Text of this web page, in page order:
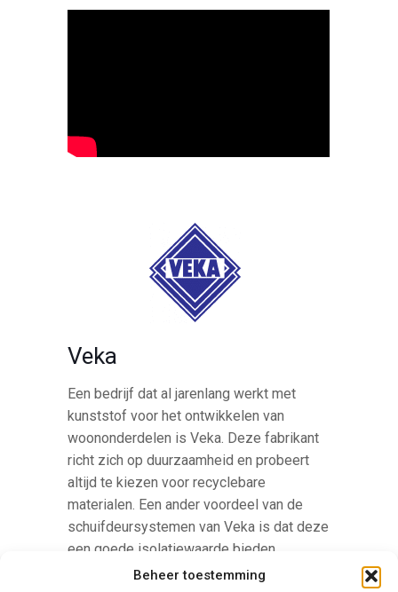
Beheer toestemming
Veka
Een bedrijf dat al jarenlang werkt met
kunststof voor het ontwikkelen van
woononderdelen is Veka. Deze fabrikant
richt zich op duurzaamheid en probeert
altijd te kiezen voor recyclebare
materialen. Een ander voordeel van de
schuifdeursystemen van Veka is dat deze
een goede isolatiewaarde bieden.
Jaarlijks zult u hierdoor aanzienlijk op de